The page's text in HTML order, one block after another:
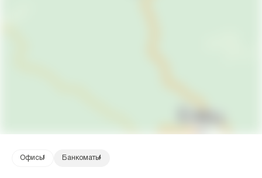
Офисы
1 Банкоматы4